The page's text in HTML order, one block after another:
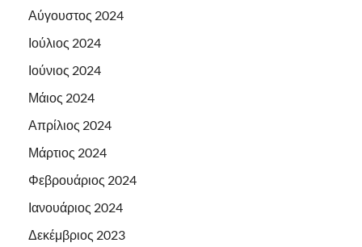
Αύγουστος 2024
Ιούλιος 2024
Ιούνιος 2024
Μάιος 2024
Απρίλιος 2024
Μάρτιος 2024
Φεβρουάριος 2024
Ιανουάριος 2024
Δεκέμβριος 2023